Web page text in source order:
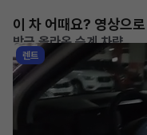
이 차 어때요? 영상으
방금 올라온 승계 차량
렌트